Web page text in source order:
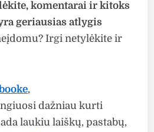
komentarai ir kitoks
geriausias atlygis
Irgi netylėkite ir
,
dažniau kurti
laukiu laiškų, pastabų,